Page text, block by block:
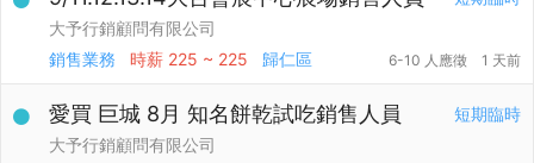
大予行銷顧問有限公司
銷售業務
時薪 225 ~ 225 歸仁區 6-10 人應徵 1 天前
短期臨時
愛買 巨城 8月 知名餅乾試吃銷售人員
大予行銷顧問有限公司